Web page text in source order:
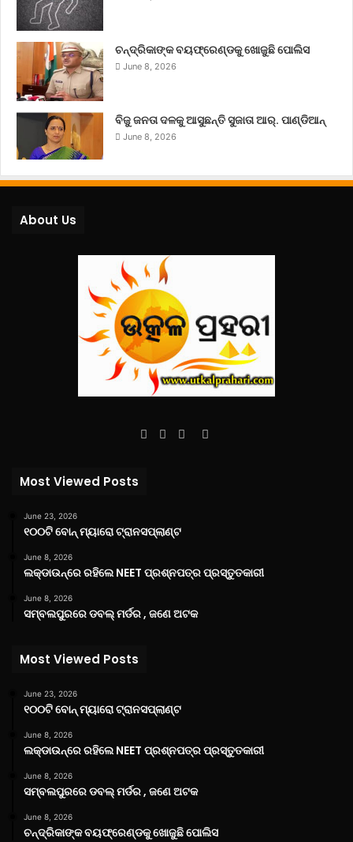
ଚନ୍ଦ୍ରିକାଙ୍କ ବୟଫ୍ରେଣ୍ଡକୁ ଖୋଜୁଛି ପୋଲିସ
June 8, 2026
ବିଜୁ ଜନତା ଦଳକୁ ଆସୁଛନ୍ତି ସୁଜାତା ଆର୍‌. ପାଣ୍ଡିଆନ୍
June 8, 2026
About Us
Facebook
TwitterYouTube
Instagram
Most Viewed Posts
June 23, 2026
୧୦୦ଟି ବୋନ୍ ମ୍ୟାରୋ ଟ୍ରାନସପ୍ଲାଣ୍ଟ
June 8, 2026
ଲକ୍‌ଡାଉନ୍‌ରେ ରହିଲେ NEET ପ୍ରଶ୍ନପତ୍ର ପ୍ରସ୍ତୁତକାରୀ
June 8, 2026
ସମ୍ବଲପୁରରେ ଡବଲ୍ ମର୍ଡର , ଜଣେ ଅଟକ
Most Viewed Posts
June 23, 2026
୧୦୦ଟି ବୋନ୍ ମ୍ୟାରୋ ଟ୍ରାନସପ୍ଲାଣ୍ଟ
June 8, 2026
ଲକ୍‌ଡାଉନ୍‌ରେ ରହିଲେ NEET ପ୍ରଶ୍ନପତ୍ର ପ୍ରସ୍ତୁତକାରୀ
June 8, 2026
ସମ୍ବଲପୁରରେ ଡବଲ୍ ମର୍ଡର , ଜଣେ ଅଟକ
June 8, 2026
ଚନ୍ଦ୍ରିକାଙ୍କ ବୟଫ୍ରେଣ୍ଡକୁ ଖୋଜୁଛି ପୋଲିସ